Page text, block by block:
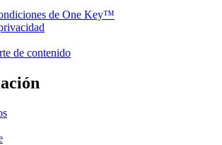
de One Key™
de contenido